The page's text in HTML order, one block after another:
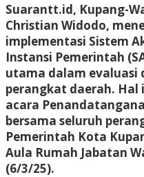
Suarantt.id, Kupang-
Christian Widodo,
implementasi Sistem
Instansi Pemerintah
utama dalam evaluasi
perangkat daerah.
acara
bersama seluruh
Pemerintah Kota
Aula Rumah Jabatan
(6/3/25).